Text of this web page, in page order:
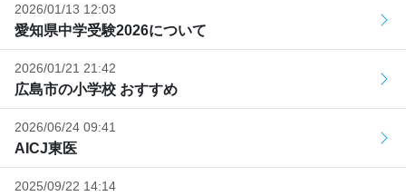
2026/01/13 12:03
愛知県中学受験2026について
2026/01/21 21:42
広島市の小学校 おすすめ
2026/06/24 09:41
AICJ東医
2025/09/22 14:14